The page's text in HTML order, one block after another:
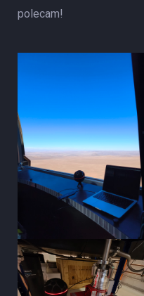
polecam!